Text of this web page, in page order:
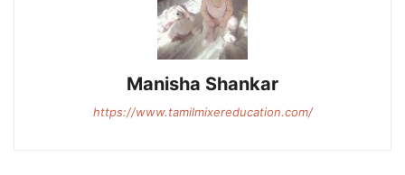
Manisha Shankar
https://www.tamilmixereducation.com/